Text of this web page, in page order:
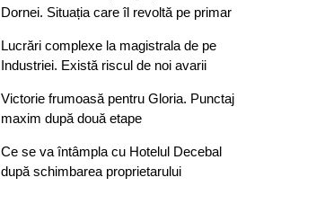
Dornei. Situația care îl revoltă pe primar
Lucrări complexe la magistrala de pe
Industriei. Există riscul de noi avarii
Victorie frumoasă pentru Gloria. Punctaj
maxim după două etape
Ce se va întâmpla cu Hotelul Decebal
după schimbarea proprietarului